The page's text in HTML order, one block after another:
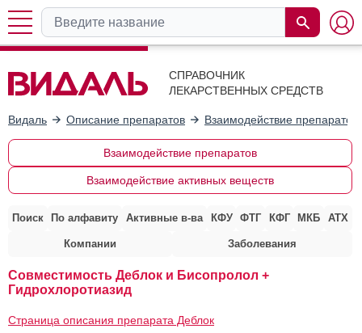
СПРАВОЧНИК
ЛЕКАРСТВЕННЫХ СРЕДСТВ
Видаль Описание препаратов Взаимодействие препаратов
Взаимодействие препаратов
Взаимодействие активных веществ
Поиск По алфавиту Активные в-ва КФУ ФТГ КФГ МКБ АТХ
Компании Заболевания
Совместимость Деблок и Бисопролол +
Гидрохлоротиазид
Страница описания препарата Деблок